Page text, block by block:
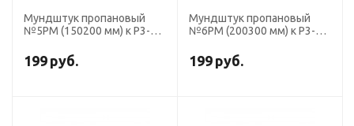
Мундштук пропановый
№5PM (150200 мм) к Р3-
199 руб.
Мундштук пропановый
№6PM (200300 мм) к Р3-
199 руб.